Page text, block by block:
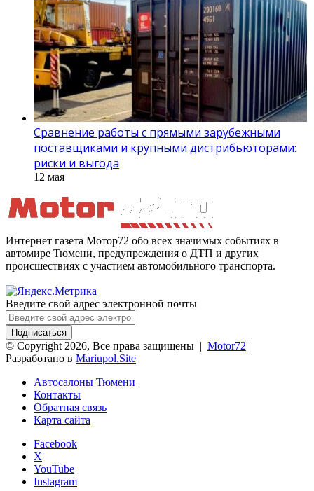
Сравнение работы с прямыми зарубежными
поставщиками и крупными дистрибьюторами:
риски и выгода
12 мая
Интернет газета Мотор72 обо всех значимых событиях в
автомире Тюмени, предупреждения о ДТП и других
происшествиях с участием автомобильного транспорта.
Введите свой адрес электронной почты
© Copyright 2026, Все права защищены | Motor72 |
Разработано в Mariupol.Site
Автосалоны Тюмени
Контакты
Обратная связь
Карта сайта
Facebook
X
YouTube
Instagram